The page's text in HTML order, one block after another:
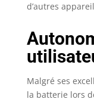
d’autres
Malgré ses
la batterie lors